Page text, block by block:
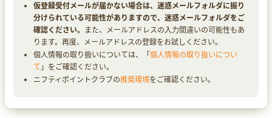
仮登録受付メールが届かない場合は、迷惑メールフォルダに振り
分けられている可能性がありますので、迷惑メールフォルダをご
確認ください。 また、メールアドレスの入力間違いの可能性もあ
ります。再度、メールアドレスの登録をお試しください。
個人情報の取り扱いについては、「個人情報の取り扱いについ
て 」をご確認ください。
ニフティポイントクラブの推奨環境をご確認ください。